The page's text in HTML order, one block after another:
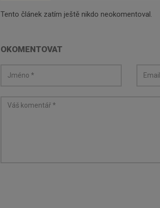
Tento článek zatím ještě nikdo neokomentoval.
OKOMENTOVAT